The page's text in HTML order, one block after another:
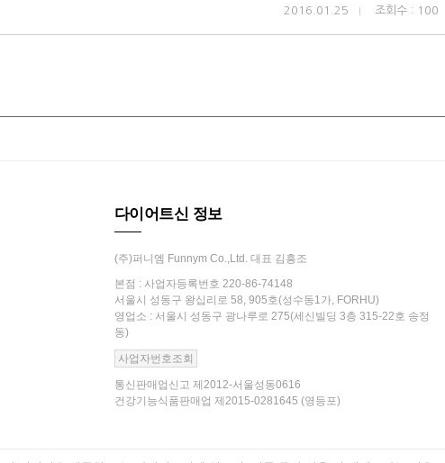
2016.01.25 조회수 : 100
다이어트신 정보
(주)퍼니엠 Funnym Co.,Ltd. 대표 김흥조
본점 : 사업자등록번호 220-86-74148
서울시 성동구 왕십리로 58, 905호(성수동1가, FORHU)
영업소 : 서울시 성동구 광나루로 275(세신빌딩 3층 315-22호 송정
동)
사업자번호조회
통신판매업신고 제2012-서울성동0616
건강기능식품판매업 제2015-0281645 (영등포)